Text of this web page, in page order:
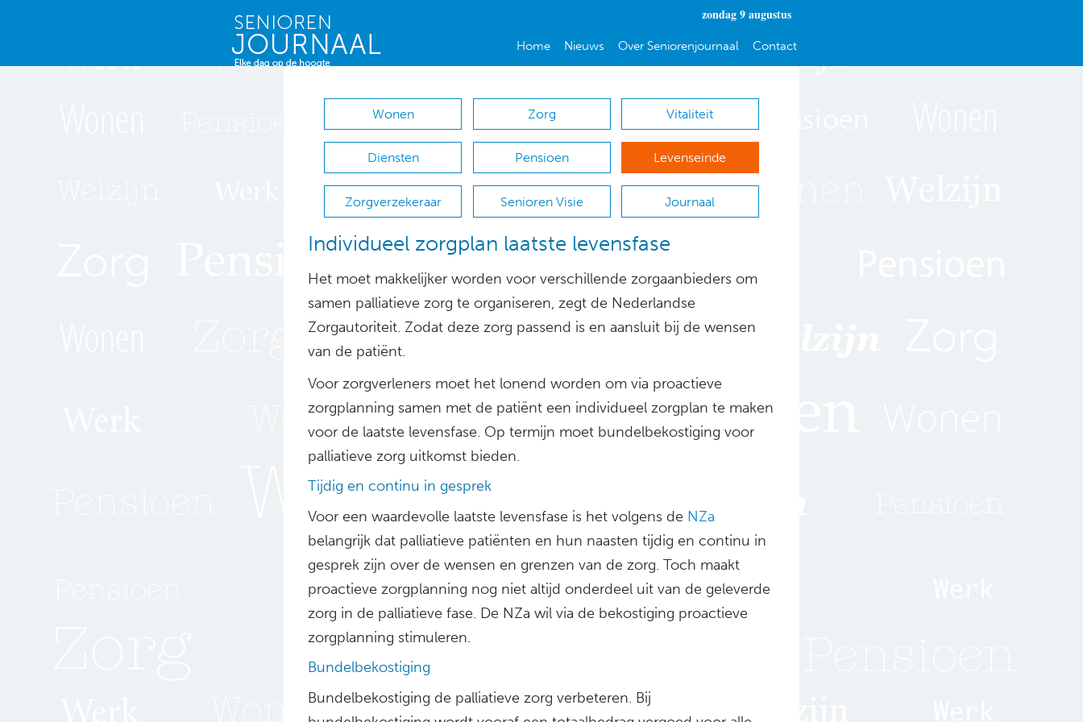
zondag 9 augustus
Home Nieuws Over Seniorenjournaal Contact
Wonen Zorg Vitaliteit
Diensten Pensioen Levenseinde
Zorgverzekeraar Senioren Visie Journaal
Individueel zorgplan laatste levensfase
Het moet makkelijker worden voor verschillende zorgaanbieders om
samen palliatieve zorg te organiseren, zegt de Nederlandse
Zorgautoriteit. Zodat deze zorg passend is en aansluit bij de wensen
van de patiënt.
Voor zorgverleners moet het lonend worden om via proactieve
zorgplanning samen met de patiënt een individueel zorgplan te maken
voor de laatste levensfase. Op termijn moet bundelbekostiging voor
palliatieve zorg uitkomst bieden.
Tijdig en continu in gesprek
Voor een waardevolle laatste levensfase is het volgens de NZa
belangrijk dat palliatieve patiënten en hun naasten tijdig en continu in
gesprek zijn over de wensen en grenzen van de zorg. Toch maakt
proactieve zorgplanning nog niet altijd onderdeel uit van de geleverde
zorg in de palliatieve fase. De NZa wil via de bekostiging proactieve
zorgplanning stimuleren.
Bundelbekostiging
Bundelbekostiging de palliatieve zorg verbeteren. Bij